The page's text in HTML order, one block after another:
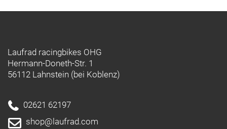
Laufrad racingbikes OHG
Hermann-Doneth-Str. 1
56112 Lahnstein (bei Koblenz)
02621 62197
shop@laufrad.com